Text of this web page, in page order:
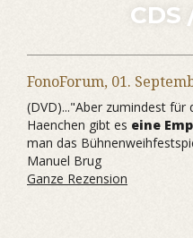
CDS
FonoForum, 01.
(DVD)..."Aber zumindest
Haenchen gibt es eine
man das
Manuel Brug
Ganze Rezension